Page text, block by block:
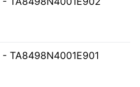
TA8498N4001E901